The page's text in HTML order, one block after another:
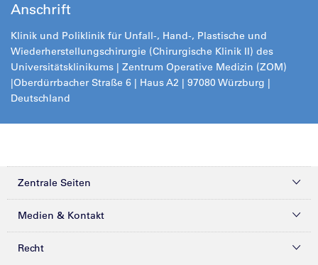
Anschrift
Klinik und Poliklinik für Unfall-, Hand-, Plastische und
Wiederherstellungschirurgie (Chirurgische Klinik II) des
Universitätsklinikums | Zentrum Operative Medizin (ZOM)
|Oberdürrbacher Straße 6 | Haus A2 | 97080 Würzburg |
Deutschland
Zentrale Seiten
Kliniken & Zentren
Medien & Kontakt
Presse
Recht